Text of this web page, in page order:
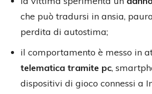
che può tradursi in ansia,
perdita di autostima;
il comportamento è messo in
telematica tramite pc,
dispositivi di gioco connessi a